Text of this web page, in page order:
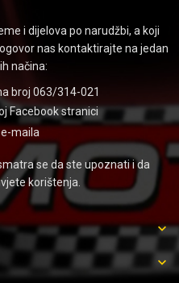
i dijelova po narudžbi, a koji
nas kontaktirajte na jedan
načina:
broj 063/314-021
Facebook stranici
e-maila
se da ste upoznati i da
korištenja.

